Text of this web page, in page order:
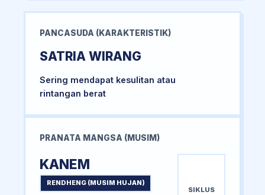
PANCASUDA (KARAKTERISTIK)
SATRIA WIRANG
Sering mendapat kesulitan atau
rintangan berat
PRANATA MANGSA (MUSIM)
KANEM
RENDHENG (MUSIM HUJAN)
SIKLUS